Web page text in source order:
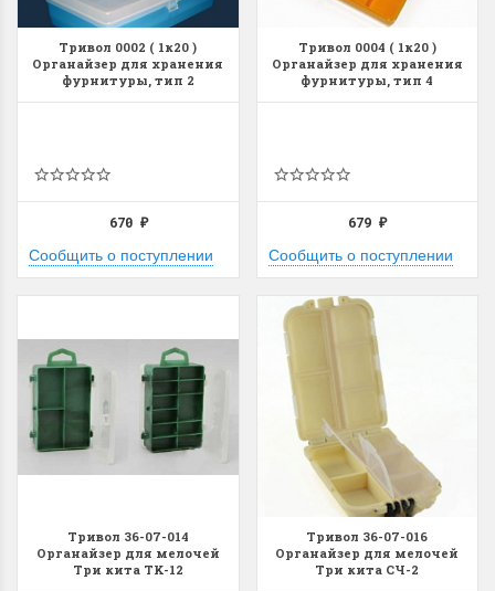
Тривол 0002 ( 1к20 )
Органайзер для хранения
фурнитуры, тип 2
670 ₽
Сообщить о поступлении
Тривол 0004 ( 1к20 )
Органайзер для хранения
фурнитуры, тип 4
679₽
Сообщить о поступлении
Тривол 36-07-014
Органайзер для мелочей
Три кита TK-12
Тривол 36-07-016
Органайзер для мелочей
Три кита СЧ-2